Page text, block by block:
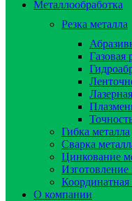
Металлообработка
Резка металла
Газовая
Гибка металла
Сварка
Цинкование
Изготовление
Координатная
О компании